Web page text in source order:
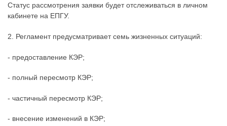
Статус рассмотрения заявки будет отслеживаться в личном
кабинете на ЕПГУ.
2. Регламент предусматривает семь жизненных ситуаций:
- предоставление КЭР;
- полный пересмотр КЭР;
- частичный пересмотр КЭР;
- внесение изменений в КЭР;